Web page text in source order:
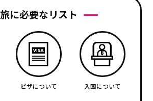
旅に必要なリスト
ビザについて 入国について